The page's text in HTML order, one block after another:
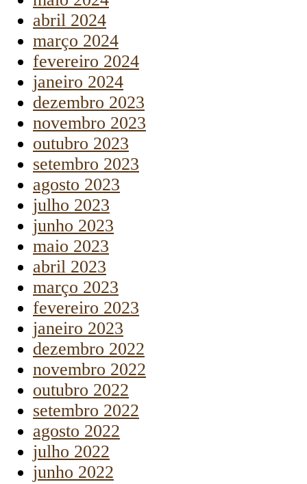
abril 2024
março 2024
fevereiro 2024
janeiro 2024
dezembro 2023
novembro 2023
outubro 2023
setembro 2023
agosto 2023
julho 2023
junho 2023
maio 2023
abril 2023
março 2023
fevereiro 2023
janeiro 2023
dezembro 2022
novembro 2022
outubro 2022
setembro 2022
agosto 2022
julho 2022
junho 2022